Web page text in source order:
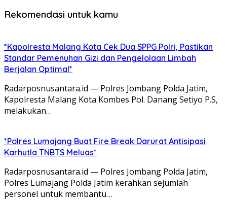
Rekomendasi untuk kamu
*Kapolresta Malang Kota Cek Dua SPPG Polri, Pastikan
Standar Pemenuhan Gizi dan Pengelolaan Limbah
Berjalan Optimal*
Radarposnusantara.id — Polres Jombang Polda Jatim,
Kapolresta Malang Kota Kombes Pol. Danang Setiyo P.S,
melakukan…
*Polres Lumajang Buat Fire Break Darurat Antisipasi
Karhutla TNBTS Meluas*
Radarposnusantara.id — Polres Jombang Polda Jatim,
Polres Lumajang Polda Jatim kerahkan sejumlah
personel untuk membantu…